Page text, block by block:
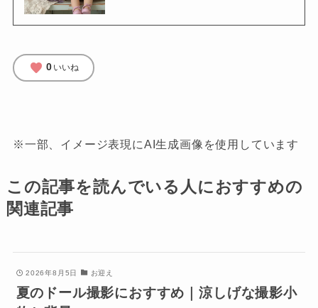
favorite 0 いいね
※一部、イメージ表現にAI生成画像を使用しています
この記事を読んでいる人におすすめの
関連記事
2026年8月5日 お迎え
夏のドール撮影におすすめ｜涼しげな撮影小